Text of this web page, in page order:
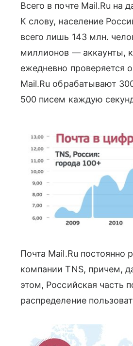
Всего в почте Mail.Ru на
К слову, население
всего лишь 143 млн.
миллионов — аккаунты,
ежедневно проверяется
Mail.Ru обрабатывают
500 писем каждую
Почта Mail.Ru постоянно
компании TNS, причем,
этом, Российская часть
распределение